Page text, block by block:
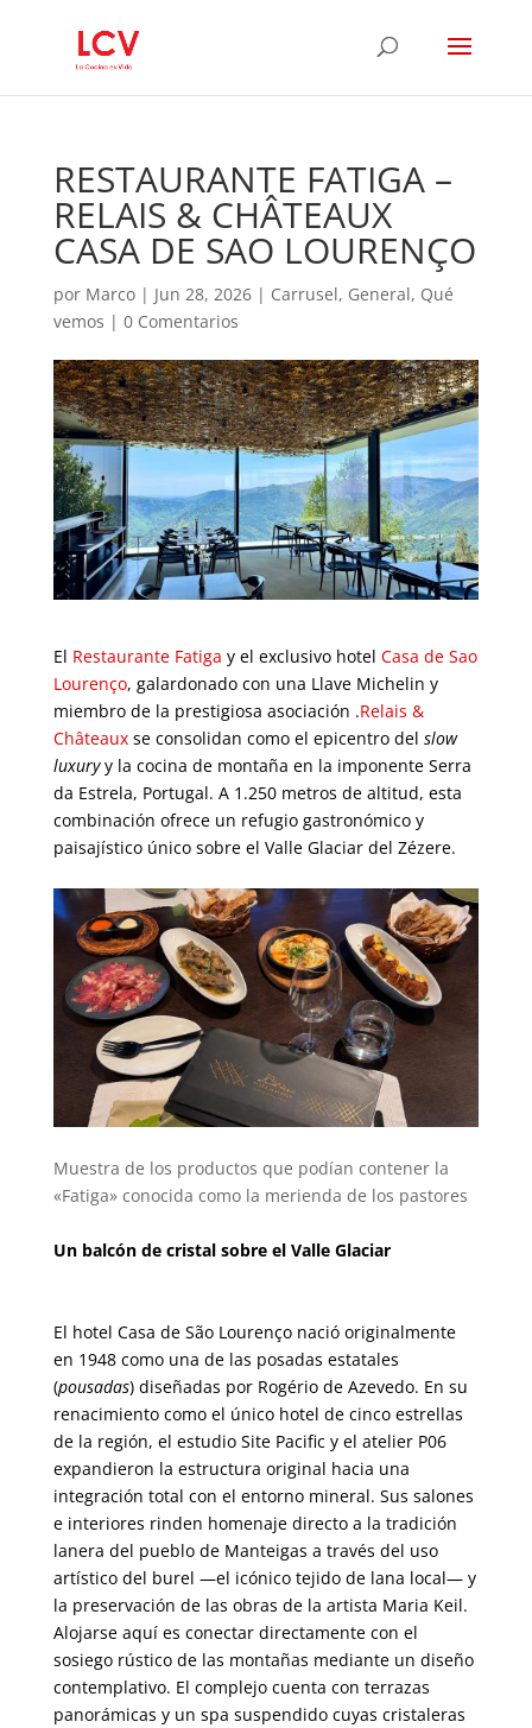
RESTAURANTE FATIGA –
RELAIS & CHÂTEAUX
CASA DE SAO LOURENÇO
por Marco| Jun 28, 2026| Carrusel, General, Qué
vemos | 0 Comentarios
El Restaurante Fatiga y el exclusivo hotel Casa de Sao
Lourenço, galardonado con una Llave Michelin y
miembro de la prestigiosa asociación .Relais &
Châteaux se consolidan como el epicentro del slow
luxuryy la cocina de montaña en la imponente Serra
da Estrela, Portugal. A 1.250 metros de altitud, esta
combinación ofrece un refugio gastronómico y
paisajístico único sobre el Valle Glaciar del Zézere.
Muestra de los productos que podían contener la
«Fatiga» conocida como la merienda de los pastores
Un balcón de cristal sobre el Valle Glaciar
El hotel Casa de São Lourençonació originalmente
en 1948 como una de las posadas estatales
(pousadas) diseñadas por Rogério de Azevedo. En su
renacimiento como el único hotel de cinco estrellas
de la región, el estudio Site Pacific y el atelier P06
expandieron la estructura original hacia una
integración total con el entorno mineral. Sus salones
e interiores rinden homenaje directo a la tradición
lanera del pueblo de Manteigas a través del uso
artístico del burel —el icónico tejido de lana local— y
la preservación de las obras de la artista Maria Keil.
Alojarse aquí es conectar directamente con el
sosiego rústico de las montañas mediante un diseño
contemplativo. El complejo cuenta con terrazas
panorámicas y un spa suspendido cuyas cristaleras